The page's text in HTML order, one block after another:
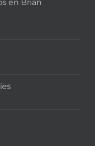
en Brian